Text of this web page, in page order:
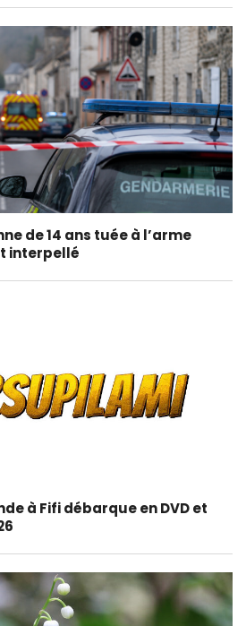
de 14 ans tuée à l’arme
interpellé
à Fifi débarque en DVD et